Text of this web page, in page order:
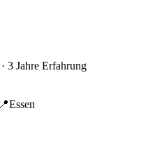
· 3 Jahre Erfahrung
📍Essen